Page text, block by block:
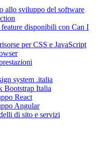
allo sviluppo del software
disponibili con Can I
per CSS e JavaScript
system .italia
Bootstrap Italia
React
Angular
di sito e servizi